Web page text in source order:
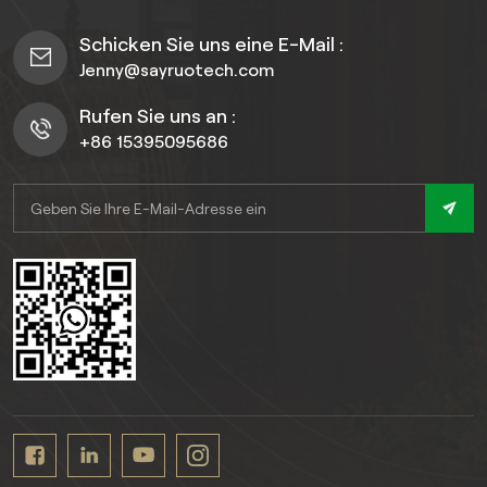
anpassbare WPC-
Terrassendielen, es erfüllt
vielfältige
Installationsanforderungen
und gewährleistet
anhaltende Leistung bei
unterschiedlichen
Schicken Sie uns eine E-Mail :
Jenny@sayruotech.com
Rufen Sie uns an :
+86 15395095686